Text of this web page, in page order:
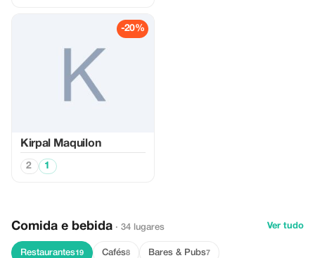
-20%
Kirpal Maquilon
2 1
Comida e bebida · 34 lugares Ver tudo
Restaurantes19 Cafés8 Bares & Pubs7